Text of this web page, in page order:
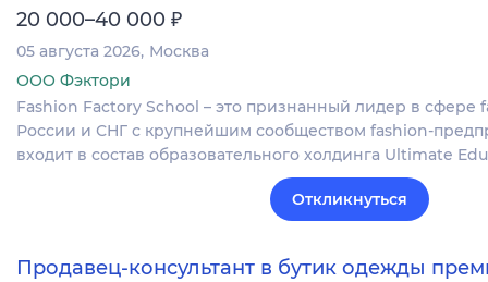
20 000–40 000 ₽
05 августа 2026 Москва
ООО Фэктори
Fashion Factory School – это признанный лидер в сфере
России и СНГ с крупнейшим сообществом fashion-
входит в состав образовательного холдинга Ultimate
Откликнуться
Продавец-консультант в бутик одежды